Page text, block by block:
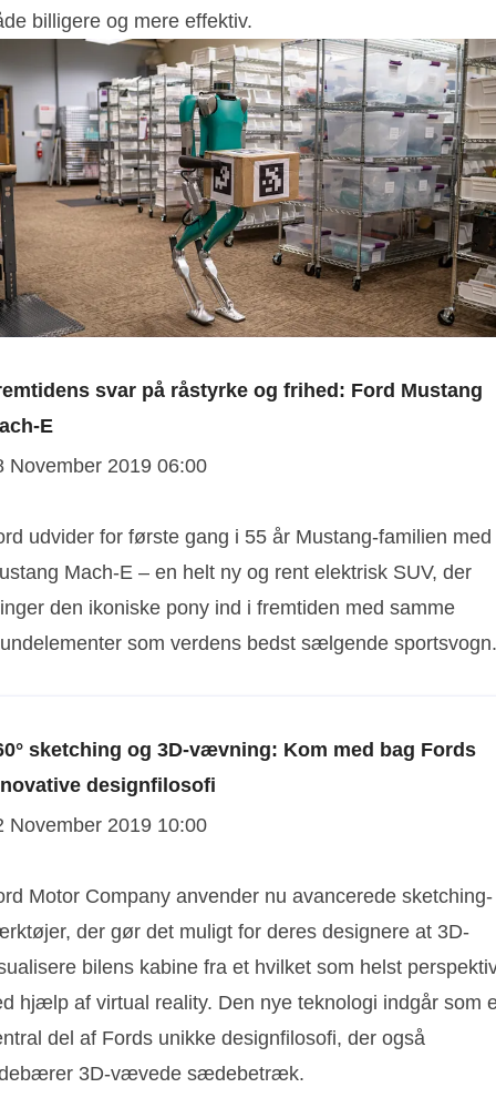
billigere og mere effektiv.
svar på råstyrke og frihed: Ford Mustang
E
November 2019 06:00
udvider for første gang i 55 år Mustang-familien med
Mach-E – en helt ny og rent elektrisk SUV, der
den ikoniske pony ind i fremtiden med samme
som verdens bedst sælgende sportsvogn.
sketching og 3D-vævning: Kom med bag Fords
designfilosofi
November 2019 10:00
Motor Company anvender nu avancerede sketching-
der gør det muligt for deres designere at 3D-
bilens kabine fra et hvilket som helst
hjælp af virtual reality. Den nye teknologi indgår som
del af Fords unikke designfilosofi, der også
3D-vævede sædebetræk.